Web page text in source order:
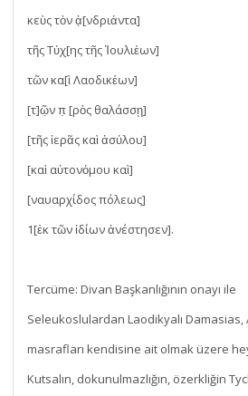
κεὺς τὸν ἀ̣[νδριάντα]
τῆς Τύχ[ης τῆς Ἰουλιέων]
τῶν κα[ὶ Λαοδικέων]
[τ]ῶ̣ν π̣ [ρὸς θαλάσσῃ]
[τῆς ἱερᾶς καὶ ἀσύλου]
[καὶ αὐτονόμου καὶ]
[ναυαρχίδος πόλεως]
1[ἐκ τῶν ἰδίων ἀνέστησεν].
Tercüme: Divan Başkanlığının onayı ile
Seleukoslulardan Laodikyalı Damasias,
masrafları kendisine ait olmak üzere
Kutsalın, dokunulmazlığın, özerkliğin